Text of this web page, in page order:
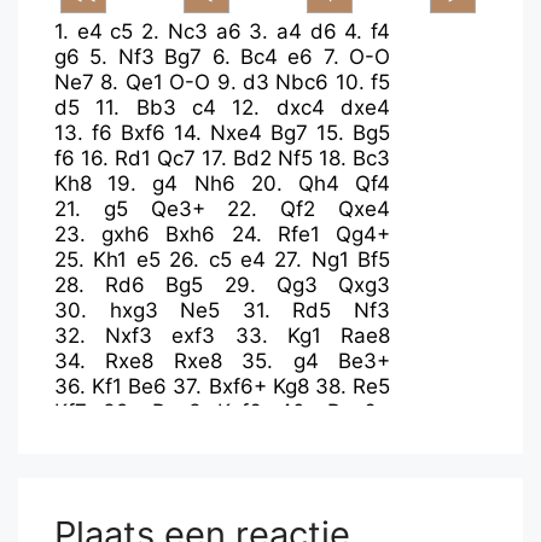
1. e4 c5 2. Nc3 a6 3. a4 d6 4.f4
g6 5. Nf3 Bg7 6. Bc4 e6 7. O-O
Ne7 8. Qe1 O-O 9. d3 Nbc6 10. f5
d5
11. Bb3 c4 12. dxc4
dxe4
13. f6 Bxf6 14. Nxe4 Bg7 15. Bg5
f6 16. Rd1 Qc7 17. Bd2 Nf5 18. Bc3
Kh8
19.g4 Nh6 20. Qh4
Qf4
21. g5 Qe3+ 22. Qf2
Qxe4
23.gxh6 Bxh6 24. Rfe1
Qg4+
25. Kh1 e5 26. c5 e4 27. Ng1 Bf5
28. Rd6 Bg5 29. Qg3
Qxg3
30. hxg3 Ne5 31. Rd5
Nf3
32. Nxf3 exf3 33. Kg1
Rae8
34. Rxe8 Rxe8 35. g4
Be3+
36. Kf1 Be6 37. Bxf6+ Kg8 38. Re5
Kf7
39. Rxe3 Kxf6 40. Rxe6+